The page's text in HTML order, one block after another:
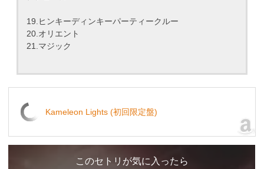
19.ヒンキーディンキーパーティークルー
20.オリエント
21.マジック
Kameleon Lights (初回限定盤)
このセトリが気に入ったら